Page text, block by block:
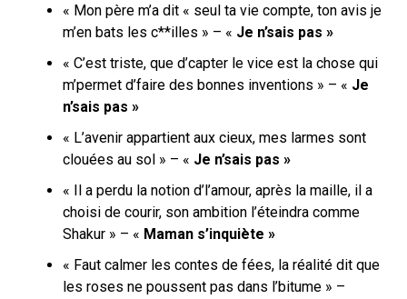
« Mon père m’a dit « seul ta vie compte, ton avis je
m’en bats les c**illes » – « Je n’sais pas »
« C’est triste, que d’capter le vice est la chose qui
m’permet d’faire des bonnes inventions » – « Je
n’sais pas »
« L’avenir appartient aux cieux, mes larmes sont
clouées au sol » – « Je n’sais pas »
« Il a perdu la notion d’l’amour, après la maille, il a
choisi de courir, son ambition l’éteindra comme
Shakur » – « Maman s’inquiète »
« Faut calmer les contes de fées, la réalité dit que
les roses ne poussent pas dans l’bitume » –